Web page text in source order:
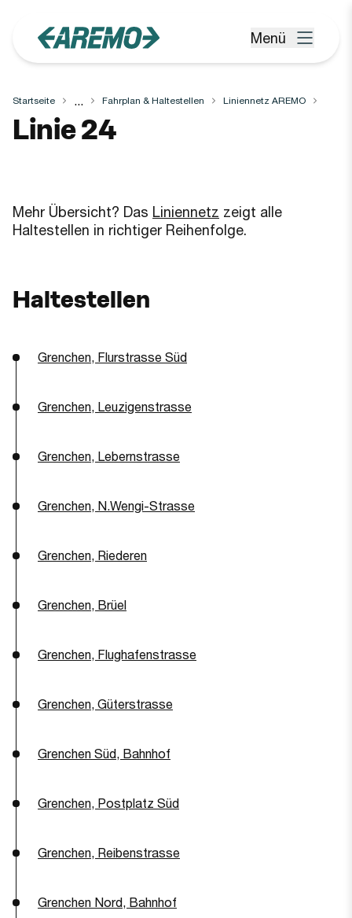
Menü öffnen
Menü
Startseite ... Fahrplan & Haltestellen Liniennetz AREMO
Linie24
Mehr Übersicht? Das Liniennetz zeigt alle
Haltestellen in richtiger Reihenfolge.
Haltestellen
Grenchen, Flurstrasse Süd
Grenchen, Leuzigenstrasse
Grenchen, Lebernstrasse
Grenchen, N.Wengi-Strasse
Grenchen, Riederen
Grenchen, Brüel
Grenchen, Flughafenstrasse
Grenchen, Güterstrasse
Grenchen Süd, Bahnhof
Grenchen, Postplatz Süd
Grenchen, Reibenstrasse
Grenchen Nord, Bahnhof